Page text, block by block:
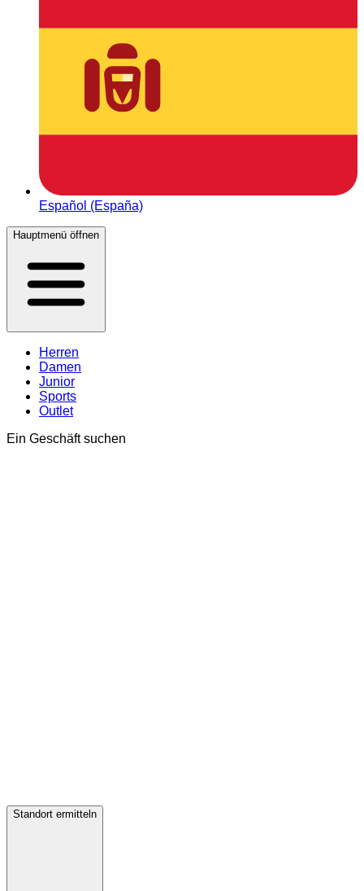
Español (España)
Hauptmenü öffnen
Herren
Damen
Junior
Sports
Outlet
Ein Geschäft suchen
Standort ermitteln